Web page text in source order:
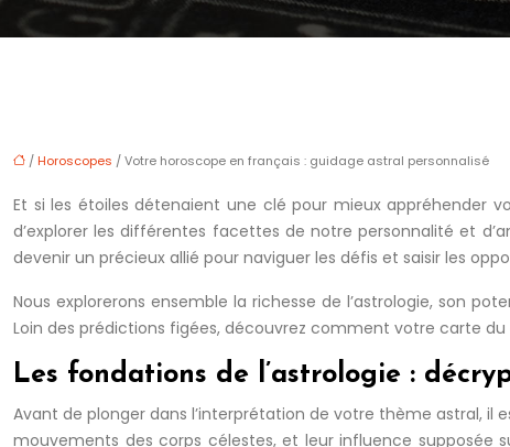
/ Horoscopes / Votre horoscope en français : guidage astral personnalisé
Et si les étoiles détenaient une clé pour mieux appréhender
d’explorer les différentes facettes de notre personnalité et
devenir un précieux allié pour naviguer les défis et saisir les
Nous explorerons ensemble la richesse de l’astrologie, son
Loin des prédictions figées, découvrez comment votre carte
Les fondations de l’astrologie :
Avant de plonger dans l’interprétation de votre thème astral, il
mouvements des corps célestes, et leur influence supposée